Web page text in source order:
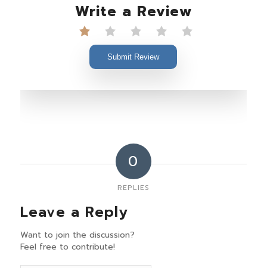
Write a Review
Submit Review
0
REPLIES
Leave a Reply
Want to join the discussion?
Feel free to contribute!